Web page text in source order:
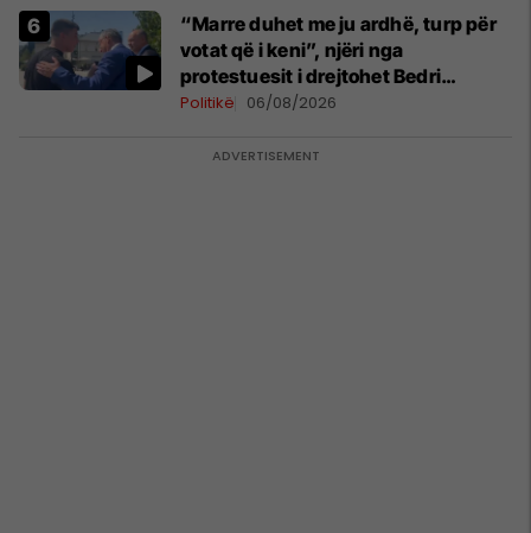
“Marre duhet me ju ardhë, turp për
votat që i keni”, njëri nga
protestuesit i drejtohet Bedri
Hamzës
Politikë 06/08/2026